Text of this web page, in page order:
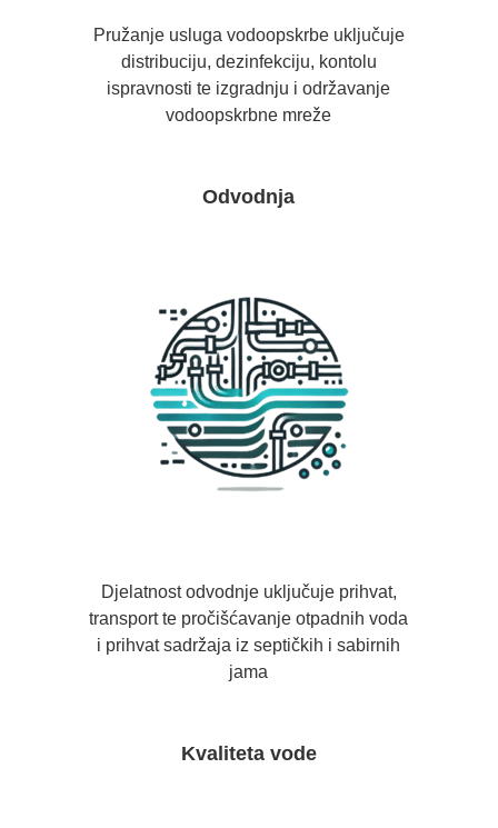
Pružanje usluga vodoopskrbe uključuje
distribuciju, dezinfekciju, kontolu
ispravnosti te izgradnju i održavanje
vodoopskrbne mreže
Odvodnja
Djelatnost odvodnje uključuje prihvat,
transport te pročišćavanje otpadnih voda
i prihvat sadržaja iz septičkih i sabirnih
jama
Kvaliteta vode